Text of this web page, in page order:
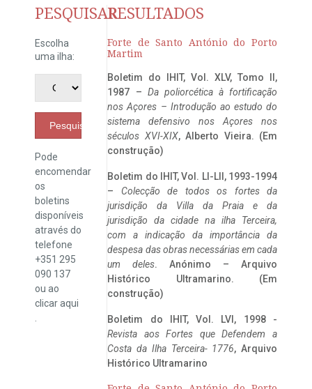
PESQUISAR
Escolha
uma ilha:
Pesquisar
Pode
encomendar
os
boletins
disponíveis
através do
telefone
+351 295
090 137
ou ao
clicaraqui
RESULTADOS
Forte de Santo António do Porto
Martim
Boletim do IHIT, Vol. XLV, Tomo II,
1987 – Da poliorcética à fortificação
nos Açores – Introdução ao estudo do
sistema defensivo nos Açores nos
séculos XVI-XIX, Alberto Vieira. (Em
construção)
Boletim do IHIT, Vol. LI-LII, 1993-1994
– Colecção de todos os fortes da
jurisdição da Villa da Praia e da
jurisdição da cidade na ilha Terceira,
com a indicação da importância da
despesa das obras necessárias em cada
um deles. Anónimo – Arquivo
Histórico Ultramarino. (Em
construção)
Boletim do IHIT, Vol. LVI, 1998 -
Revista aos Fortes que Defendem a
Costa da Ilha Terceira- 1776, Arquivo
Histórico Ultramarino